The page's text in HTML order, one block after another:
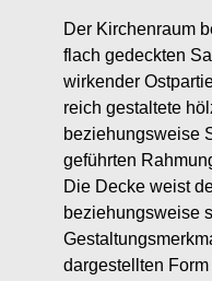
Der Kirchenraum
flach gedeckten
wirkender
reich gestaltete
beziehungsweise
geführten
Die Decke weist
beziehungsweise
dargestellten